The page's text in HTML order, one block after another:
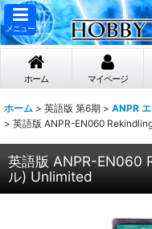
メニュー
ホーム マイページ
ホーム > 英語版 第6期 > ANPR
> 英語版 ANPR-EN060
英語版 ANPR-EN060
ル) Unlimited